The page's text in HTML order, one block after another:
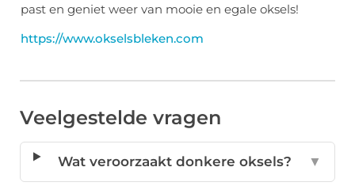
past en geniet weer van mooie en egale oksels!
https://www.okselsbleken.com
Veelgestelde vragen
Wat veroorzaakt donkere oksels? ▼